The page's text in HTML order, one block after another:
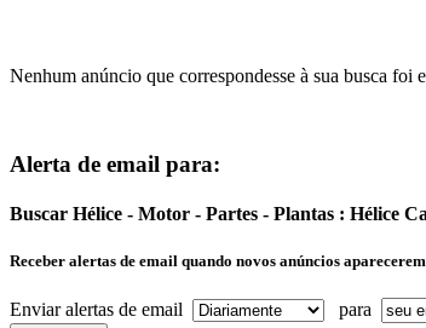
Nenhum anúncio que correspondesse à sua busca foi
Alerta de email para:
Buscar Hélice - Motor - Partes - Plantas : Hélice
Receber alertas de email quando novos anúncios
Enviar alertas de email para